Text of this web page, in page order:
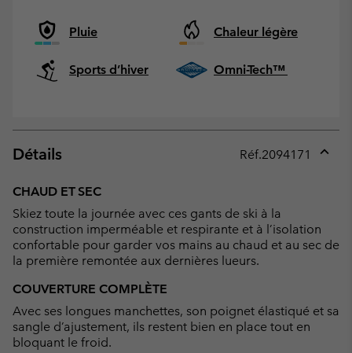
Pluie Chaleur légère
Sports d’hiver Omni-Tech™
Détails Réf.2094171
CHAUD ET SEC
Skiez toute la journée avec ces gants de ski à la
construction imperméable et respirante et à l’isolation
confortable pour garder vos mains au chaud et au sec de
la première remontée aux dernières lueurs.
COUVERTURE COMPLÈTE
Avec ses longues manchettes, son poignet élastiqué et sa
sangle d’ajustement, ils restent bien en place tout en
bloquant le froid.